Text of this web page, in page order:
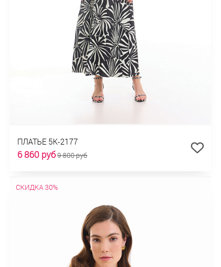
ПЛАТЬЕ 5К-2177
6 860 руб9 800 руб
СКИДКА 30%